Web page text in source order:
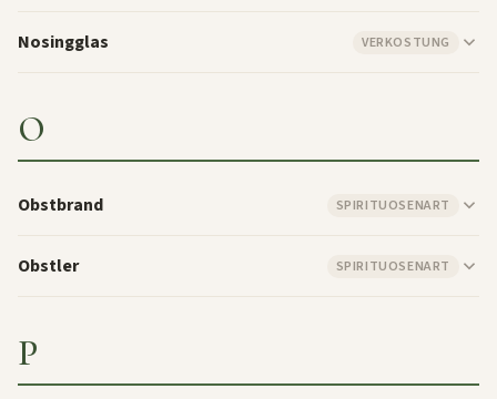
Nosingglas VERKOSTUNG
O
Obstbrand SPIRITUOSENART
Obstler SPIRITUOSENART
P